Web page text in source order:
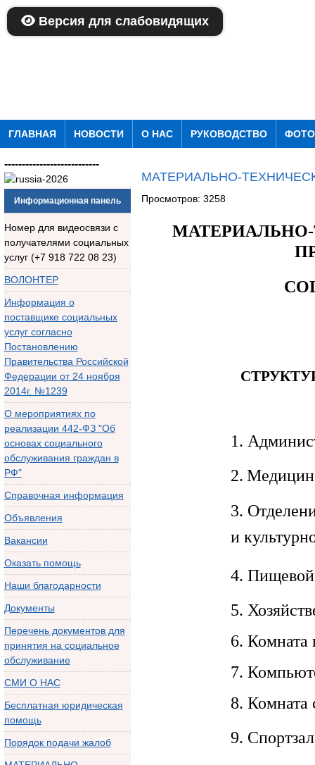
ГЛАВНАЯ НОВОСТИ О НАС РУКОВОДСТВО
---------------------------
Информационная панель
Номер для видеосвязи с
получателями социальных
услуг (+7 918 722 08 23)
ВОЛОНТЕР
Информация о
поставщике социальных
услуг согласно
Постановлению
Правительства Российской
Федерации от 24 ноября
2014г. №1239
О мероприятиях по
реализации 442-ФЗ "Об
основах социального
обслуживания граждан в
РФ"
Справочная информация
Объявления
Вакансии
Оказать помощь
Наши благодарности
Документы
Перечень документов для
принятия на социальное
обслуживание
СМИ О НАС
Бесплатная юридическая
помощь
Порядок подачи жалоб
МАТЕРИАЛЬНО-
Просмотров: 3258
1.
2.
3.
и
4. Пищевой
5.
6. Комната
7.
8. Комната
9.
Версия для слабовидящих